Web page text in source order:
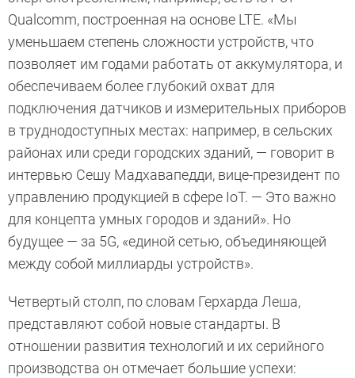
Qualcomm, построенная на основе LTE. «Мы
уменьшаем степень сложности устройств, что
позволяет им годами работать от аккумулятора, и
обеспечиваем более глубокий охват для
подключения датчиков и измерительных приборов
в труднодоступных местах: например, в сельских
районах или среди городских зданий, — говорит в
интервью Сешу Мадхавапедди, вице-президент по
управлению продукцией в сфере IoT. — Это важно
для концепта умных городов и зданий». Но
будущее — за 5G, «единой сетью, объединяющей
между собой миллиарды устройств».
Четвертый столп, по словам Герхарда Леша,
представляют собой новые стандарты. В
отношении развития технологий и их серийного
производства он отмечает большие успехи: